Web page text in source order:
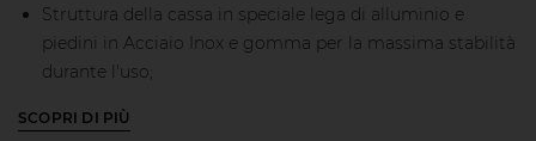
Struttura della cassa in speciale lega di alluminio e
piedini in Acciaio Inox e gomma per la massima stabilità
durante l'uso;
eleganza combinate insieme.
SCOPRI DI PIÙ